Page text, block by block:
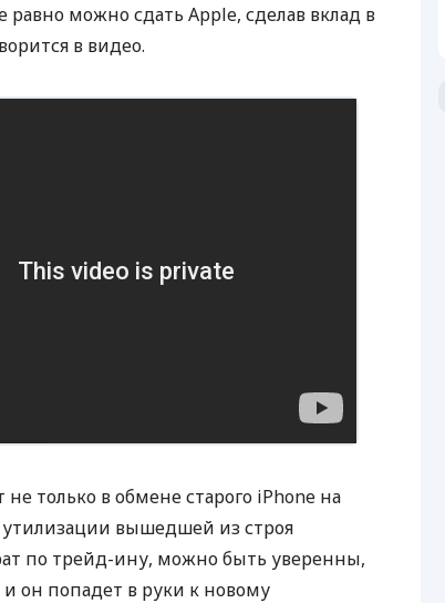
равно можно сдать Apple, сделав вклад в
в видео.
только в обмене старого iPhone на
вышедшей из строя
по трейд-ину, можно быть уверенны,
и он попадет в руки к новому